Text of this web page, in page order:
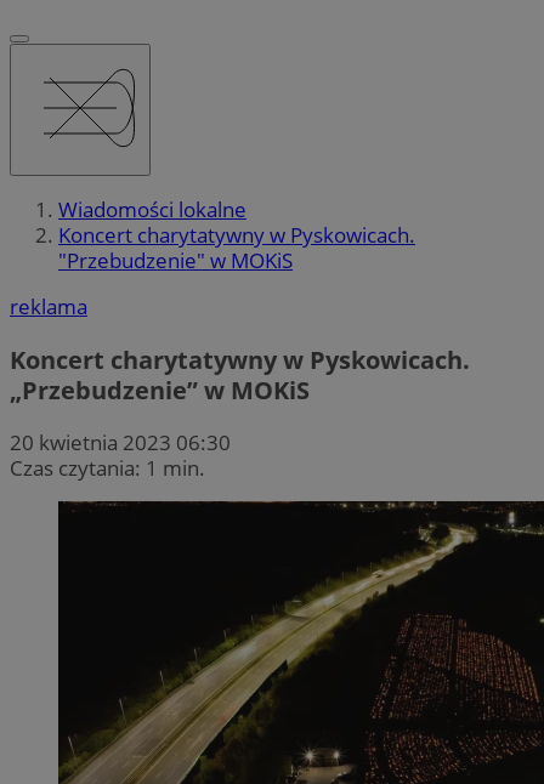
Wiadomości lokalne
Koncert charytatywny w Pyskowicach.
"Przebudzenie" w MOKiS
reklama
Koncert charytatywny w Pyskowicach.
„Przebudzenie” w MOKiS
20 kwietnia 2023 06:30
Czas czytania: 1 min.